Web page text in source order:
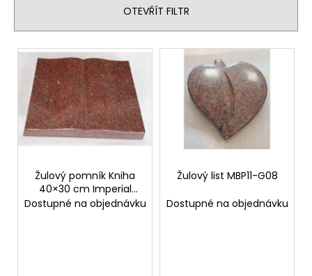
r
o
ů
OTEVŘÍT FILTR
V
p
d
Žulový pomník Kniha
40×30 cm Imperial
Red
Dostupné na objednávku
Žulový list MBP11-G08
Dostupné na objednávku